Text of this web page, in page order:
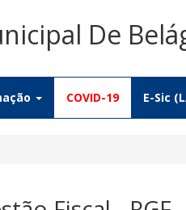
De
COVID-19 E-Sic